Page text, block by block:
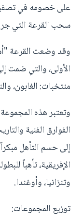
سحب القرعة التي
وقد وضعت القرعة
الأولى، والتي ضمت
منتخبات: الغابون،
وتعتبر هذه
الفوارق الفنية
إلى حسم التأهل
الإفريقية، تأهباً
وتنزانيا، وأوغندا.
توزيع المجموعات: